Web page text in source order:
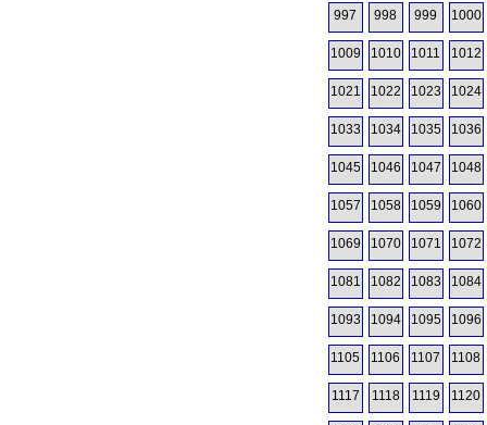
997 998 999 1000
1009 1010 1011 1012
1021 1022 1023 1024
1033 1034 1035 1036
1045 1046 1047 1048
1057 1058 1059 1060
1069 1070 1071 1072
1081 1082 1083 1084
1093 1094 1095 1096
1105 1106 1107 1108
1117 1118 1119 1120